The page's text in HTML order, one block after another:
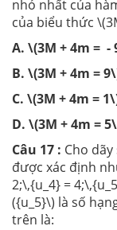
nhỏ nhất của
của biểu thức
A. \(3M + 4m = -
B. \(3M + 4m =
C. \(3M + 4m =
D. \(3M + 4m =
Câu 17 : Cho
được xác định
2;\,{u_4} =
({u_5}\) là số
trên là: